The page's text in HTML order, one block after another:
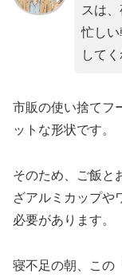
スは
忙し
してく
市販の使い捨てフ
ットな形状です。
そのため、ご飯と
ざアルミカップや
必要があります。
寝不足の朝、この